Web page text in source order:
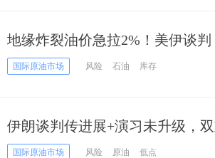
地缘炸裂油价急拉2%！美伊谈
国际原油市场 风险 石油 库存
伊朗谈判传进展+演习未升级，
逾2%创两周新低
国际原油市场 风险 原油 低点